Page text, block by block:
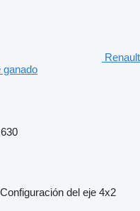
Renault
ganado
Configuración del eje 4x2